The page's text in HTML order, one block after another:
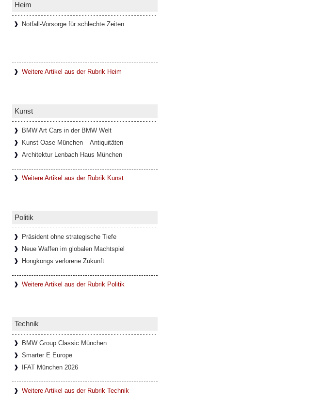
Heim
Notfall-Vorsorge für schlechte Zeiten
Weitere Artikel aus der Rubrik Heim
Kunst
BMW Art Cars in der BMW Welt
Kunst Oase München – Antiquitäten
Architektur Lenbach Haus München
Weitere Artikel aus der Rubrik Kunst
Politik
Präsident ohne strategische Tiefe
Neue Waffen im globalen Machtspiel
Hongkongs verlorene Zukunft
Weitere Artikel aus der Rubrik Politik
Technik
BMW Group Classic München
Smarter E Europe
IFAT München 2026
Weitere Artikel aus der Rubrik Technik